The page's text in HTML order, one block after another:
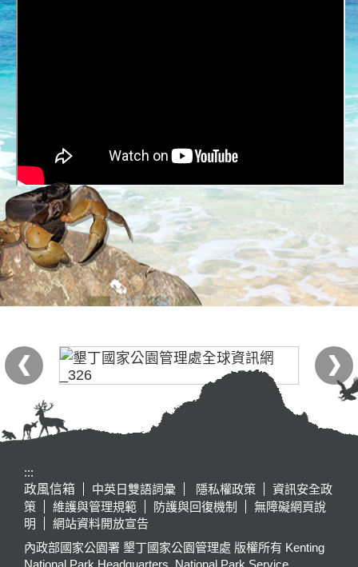
:::
政風信箱
中英日雙語詞彙 隱私權政策
資訊安全政
策
維護與管理規範 防護與回復機制
無障礙網頁說
明
網站資料開放宣告
內政部國家公園署 墾丁國家公園管理處 版權所有 Kenting
National Park Headquarters, National Park Service,